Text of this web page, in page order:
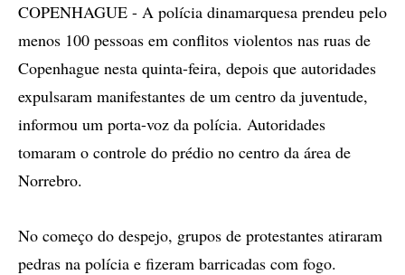
COPENHAGUE - A polícia dinamarquesa prendeu pelo
menos 100 pessoas em conflitos violentos nas ruas de
Copenhague nesta quinta-feira, depois que autoridades
expulsaram manifestantes de um centro da juventude,
informou um porta-voz da polícia. Autoridades
tomaram o controle do prédio no centro da área de
Norrebro.
No começo do despejo, grupos de protestantes atiraram
pedras na polícia e fizeram barricadas com fogo.